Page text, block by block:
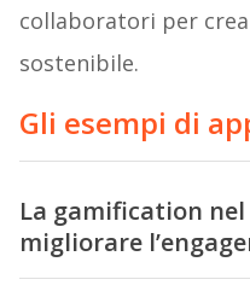
collaboratori per
sostenibile.
Gli esempi di
La gamification
migliorare